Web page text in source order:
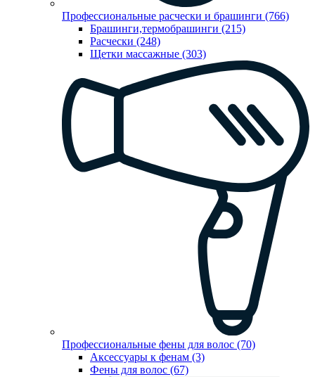
Профессиональные расчески и брашинги (766)
Брашинги,термобрашинги (215)
Расчески (248)
Щетки массажные (303)
Профессиональные фены для волос (70)
Аксессуары к фенам (3)
Фены для волос (67)